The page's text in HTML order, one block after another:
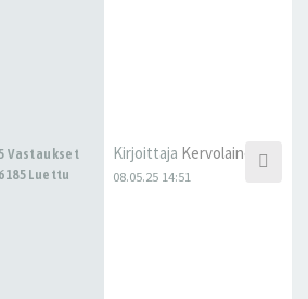
Vastaukset
Luettu
Kirjoittaja Kervolainen
08.05.25 14:51